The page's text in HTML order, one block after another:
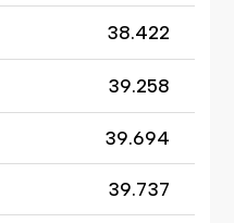
38.422
39.258
39.694
39.737